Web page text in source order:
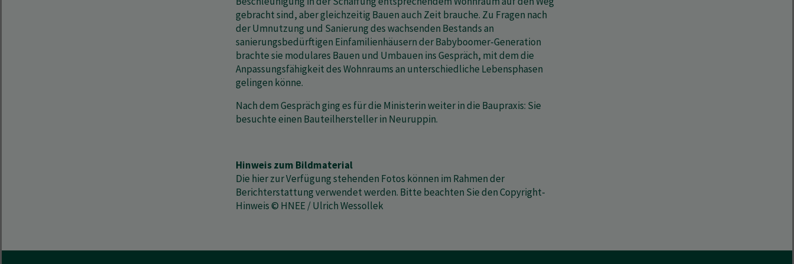
gebracht sind, aber gleichzeitig Bauen auch Zeit brauche. Zu Fragen nach
der Umnutzung und Sanierung des wachsenden Bestands an
sanierungsbedürftigen Einfamilienhäusern der Babyboomer-Generation
brachte sie modulares Bauen und Umbauen ins Gespräch, mit dem die
Anpassungsfähigkeit des Wohnraums an unterschiedliche Lebensphasen
gelingen könne.
Nach dem Gespräch ging es für die Ministerin weiter in die Baupraxis: Sie
besuchte einen Bauteilhersteller in Neuruppin.
Hinweis zum Bildmaterial
Die hier zur Verfügung stehenden Fotos können im Rahmen der
Berichterstattung verwendet werden. Bitte beachten Sie den Copyright-
Hinweis © HNEE / Ulrich Wessollek